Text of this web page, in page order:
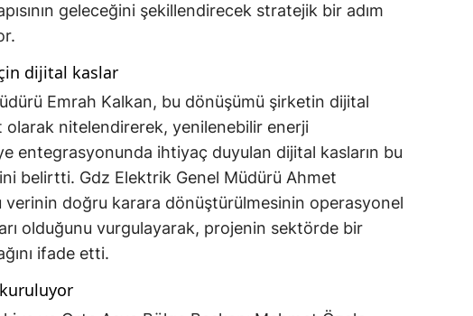
geleceğini şekillendirecek stratejik bir adım
dijital kaslar
Emrah Kalkan, bu dönüşümü şirketin dijital
nitelendirerek, yenilenebilir enerji
entegrasyonunda ihtiyaç duyulan dijital kasların bu
belirtti. Gdz Elektrik Genel Müdürü Ahmet
verinin doğru karara dönüştürülmesinin operasyonel
olduğunu vurgulayarak, projenin sektörde bir
ifade etti.